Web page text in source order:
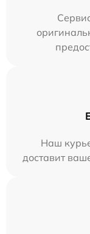
Наш
доставит